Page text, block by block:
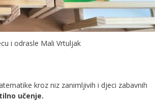
i odrasle Mali Vrtuljak
kroz niz zanimljivih i djeci zabavnih
učenje.